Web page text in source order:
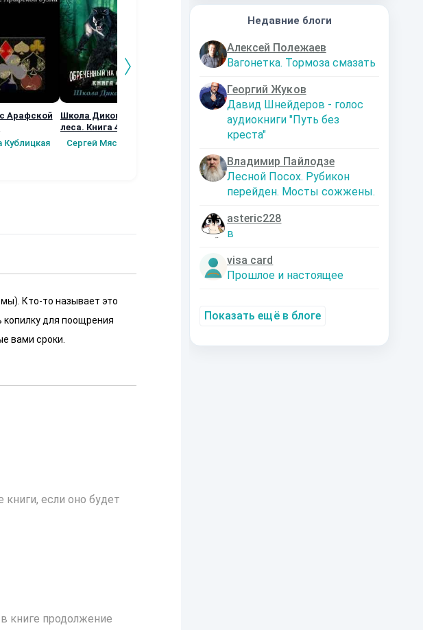
Недавние блоги
Алексей Полежаев
Вагонетка. Тормоза смазать
Георгий Жуков
Давид Шнейдеров - голос
аудиокниги "Путь без
креста"
Владимир Пайлодзе
Лесной Посох. Рубикон
перейден. Мосты сожжены.
asteric228
в
visa card
Прошлое и настоящее
Показать ещё в блоге
Арафской
Кублицкая
Школа Дикого
леса. Книга 4
Сергей Мясищев
Графство
Пограничья.
Первые шаги.
Возвращение
Кто-то называет это
для поощрения
вами сроки.
если оно будет
книге продолжение